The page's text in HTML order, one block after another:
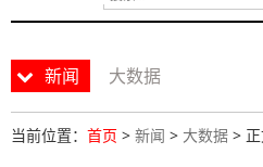
新闻 大数据
当前位置： 首页 > 新闻 > 大数据 >